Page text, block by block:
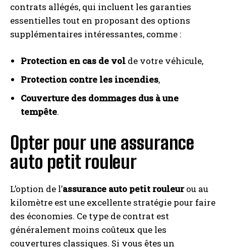
contrats allégés, qui incluent les garanties
essentielles tout en proposant des options
supplémentaires intéressantes, comme :
Protection en cas de vol de votre véhicule,
Protection contre les incendies,
Couverture des dommages dus à une
tempête.
Opter pour une assurance
auto petit rouleur
L’option de l’assurance auto petit rouleurou au
kilomètre est une excellente stratégie pour faire
des économies. Ce type de contrat est
généralement moins coûteux que les
couvertures classiques. Si vous êtes un